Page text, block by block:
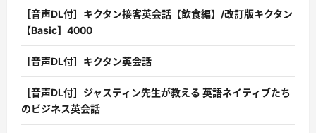
［音声DL付］キクタン接客英会話【飲食編】/改訂版キクタン
【Basic】4000
［音声DL付］キクタン英会話
［音声DL付］ジャスティン先生が教える 英語ネイティブたち
のビジネス英会話